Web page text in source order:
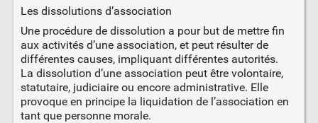
Les dissolutions d’association
Une procédure de dissolution a pour but de mettre fin
aux activités d’une association, et peut résulter de
différentes causes, impliquant différentes autorités.
La dissolution d’une association peut être volontaire,
statutaire, judiciaire ou encore administrative. Elle
provoque en principe la liquidation de l’association en
tant que personne morale.